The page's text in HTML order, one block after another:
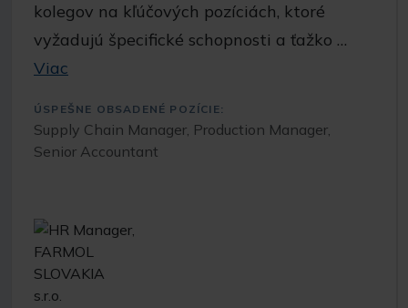
kolegov na kľúčových pozíciách, ktoré
vyžadujú špecifické schopnosti a ťažko …
Viac
ÚSPEŠNE OBSADENÉ POZÍCIE:
Supply Chain Manager, Production Manager,
Senior Accountant